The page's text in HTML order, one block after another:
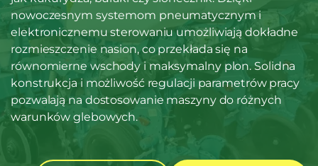
nowoczesnym systemom pneumatycznym i
elektronicznemu sterowaniu umożliwiają dokładne
rozmieszczenie nasion, co przekłada się na
równomierne wschody i maksymalny plon. Solidna
konstrukcja i możliwość regulacji parametrów pracy
pozwalają na dostosowanie maszyny do różnych
warunków glebowych.